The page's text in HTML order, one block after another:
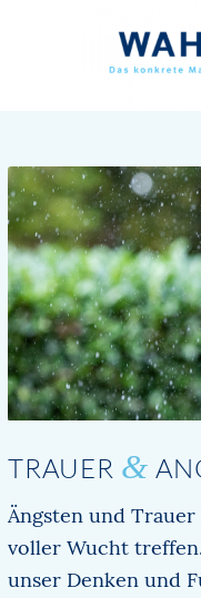
TRAUER &
Ängsten und
voller Wucht
unser Denken und